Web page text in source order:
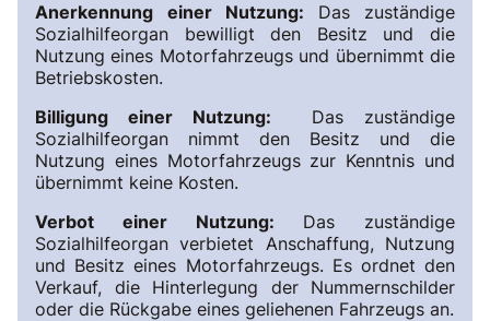
Anerkennung einer Nutzung: Das zuständige
Sozialhilfeorgan bewilligt den Besitz und die
Nutzung eines Motorfahrzeugs und übernimmt die
Betriebskosten.
Billigung einer Nutzung: Das zuständige
Sozialhilfeorgan nimmt den Besitz und die
Nutzung eines Motorfahrzeugs zur Kenntnis und
übernimmt keine Kosten.
Verbot einer Nutzung: Das zuständige
Sozialhilfeorgan verbietet Anschaffung, Nutzung
und Besitz eines Motorfahrzeugs. Es ordnet den
Verkauf, die Hinterlegung der Nummernschilder
oder die Rückgabe eines geliehenen Fahrzeugs an.